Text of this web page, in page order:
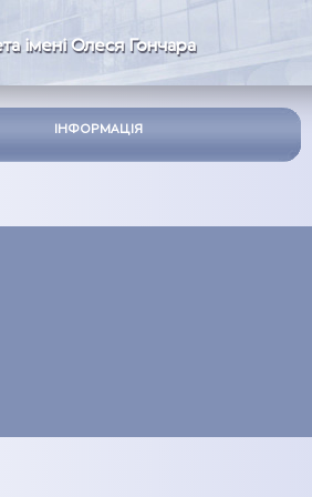
імені Олеся Гончара
ІНФОРМАЦІЯ